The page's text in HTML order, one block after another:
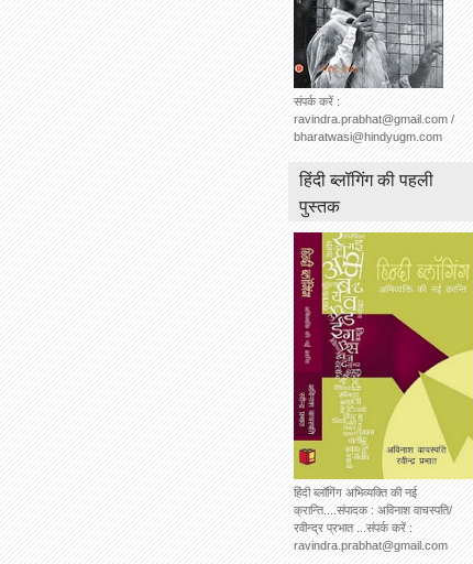
संपर्क करें :
ravindra.prabhat@gmail.com /
bharatwasi@hindyugm.com
हिंदी ब्लॉगिंग की पहली
पुस्तक
हिंदी ब्लॉगिंग अभिव्यक्ति की नई
क्रान्ति....संपादक : अविनाश वाचस्पति/
रवीन्द्र प्रभात ...संपर्क करें :
ravindra.prabhat@gmail.com